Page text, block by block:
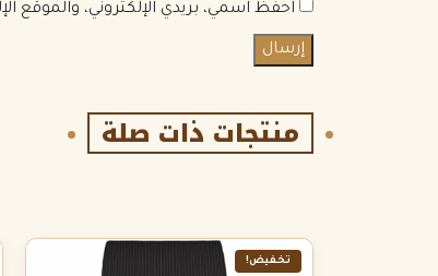
احفظ اسمي، بريدي الإلكتروني، والموقع
منتجات ذات صلة
تخفيض!